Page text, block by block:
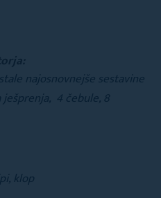
najosnovnejše sestavine
ješprenja, 4 čebule, 8
klop